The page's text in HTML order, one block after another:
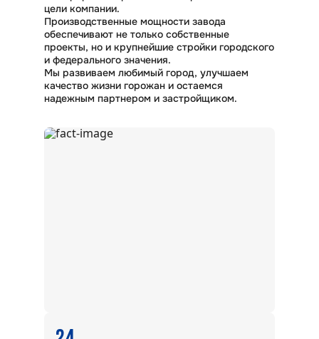
цели компании.
Производственные мощности завода
обеспечивают не только собственные
проекты, но и крупнейшие стройки городского
и федерального значения.
Мы развиваем любимый город, улучшаем
качество жизни горожан и остаемся
надежным партнером и застройщиком.